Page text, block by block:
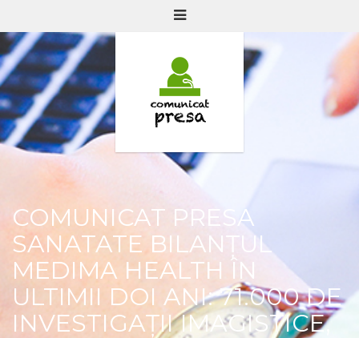
COMUNICAT PRESA
SANATATE BILANȚUL
MEDIMA HEALTH ÎN
ULTIMII DOI ANI: 71.000 DE
INVESTIGAȚII IMAGISTICE,